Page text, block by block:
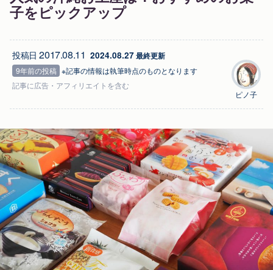
子をピックアップ
投稿日2017.08.11 2024.08.27 最終更新
9年前の投稿 ※記事の情報は執筆時点のものとなります
記事に広告 ・アフィリエイトを含む
ピノ子